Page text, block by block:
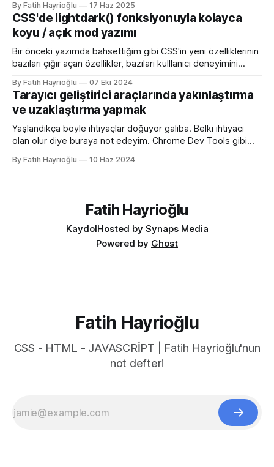
oluşu. Bu vesileyle bilgileri tazelemekte fayda var. favicon,
web sitelerinin tarayıcının sayfa, sekme ve yerimi kısmında
gösterilen küçük simgelerdir. Aslında favori ikon dosyaları
By Fatih Hayrioğlu 17 Haz 2025
CSS'de lightdark() fonksiyonuyla kolayca
koyu / açık mod yazımı
Bir önceki yazımda bahsettiğim gibi CSS'in yeni özelliklerinin
bazıları çığır açan özellikler, bazıları kulllanıcı deneyimini
fonksiyonu gibi yazım kolaylığı sağlayan özellikler. lightdark()
fonksiyonu mevcut uyumlu web yazımındaki büyük sorun
olan aşağıdaki kullanımı daha anlaşılır ve düzenli hale
getirmeye yarıyor. :root { color-scheme:
By Fatih Hayrioğlu 07 Eki 2024
Tarayıcı geliştirici araçlarında yakınlaştırma
ve uzaklaştırma yapmak
Yaşlandıkça böyle ihtiyaçlar doğuyor galiba. Belki ihtiyacı
olan olur diye buraya not edeyim. Chrome Dev Tools gibi
küçük mesela :) Yazı boyutlarını büyütmek için Cmd + + and
By Fatih Hayrioğlu 10 Haz 2024
Fatih Hayrioğlu
KaydolHosted by Synaps Media
Powered by Ghost
Fatih Hayrioğlu
CSS - HTML - JAVASCRİPT | Fatih Hayrioğlu'nun
not defteri